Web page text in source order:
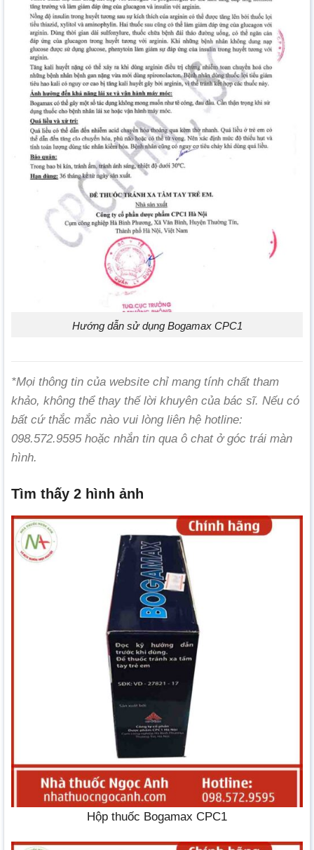
Hướng dẫn sử dụng Bogamax CPC1
*Mọi thông tin của website chỉ mang tính chất tham
khảo, không thể thay thế lời khuyên của bác sĩ. Nếu có
bất cứ thắc mắc nào vui lòng liên hệ hotline:
098.572.9595 hoặc nhắn tin qua ô chat ở góc trái màn
hình.
Tìm thấy 2 hình ảnh
Hộp thuốc Bogamax CPC1